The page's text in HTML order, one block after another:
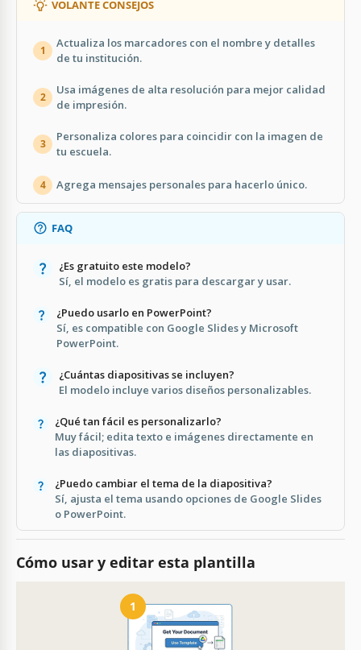
VOLANTE CONSEJOS
1
Actualiza los marcadores con el nombre y detalles
de tu institución.
2
Usa imágenes de alta resolución para mejor calidad
de impresión.
3
Personaliza colores para coincidir con la imagen de
tu escuela.
4 Agrega mensajes personales para hacerlo único.
FAQ
¿Es gratuito este modelo?
Sí, el modelo es gratis para descargar y usar.
¿Puedo usarlo en PowerPoint?
Sí, es compatible con Google Slides y Microsoft
PowerPoint.
¿Cuántas diapositivas se incluyen?
El modelo incluye varios diseños personalizables.
¿Qué tan fácil es personalizarlo?
Muy fácil; edita texto e imágenes directamente en
las diapositivas.
¿Puedo cambiar el tema de la diapositiva?
Sí, ajusta el tema usando opciones de Google Slides
o PowerPoint.
Cómo usar y editar esta plantilla
1